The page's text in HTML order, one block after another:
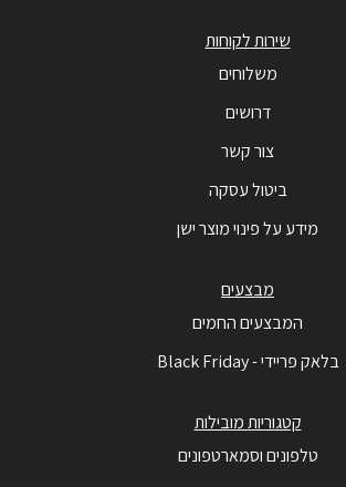
שירות לקוחות
משלוחים
דרושים
צור קשר
ביטול עסקה
מידע על פינוי מוצר ישן
מבצעים
המבצעים החמים
בלאק פריידי - Black Friday
קטגוריות מובילות
טלפונים וסמארטפונים